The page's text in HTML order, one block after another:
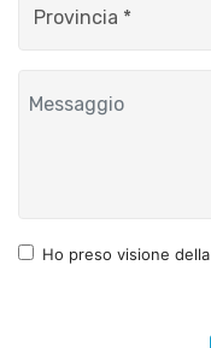
Ho preso visione della